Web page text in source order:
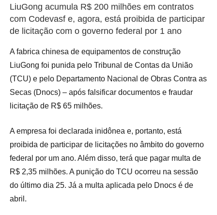
LiuGong acumula R$ 200 milhões em contratos
com Codevasf e, agora, está proibida de participar
de licitação com o governo federal por 1 ano
A fabrica chinesa de equipamentos de construção
LiuGong foi punida pelo Tribunal de Contas da União
(TCU) e pelo Departamento Nacional de Obras Contra as
Secas (Dnocs) – após falsificar documentos e fraudar
licitação de R$ 65 milhões.
A empresa foi declarada inidônea e, portanto, está
proibida de participar de licitações no âmbito do governo
federal por um ano. Além disso, terá que pagar multa de
R$ 2,35 milhões. A punição do TCU ocorreu na sessão
do último dia 25. Já a multa aplicada pelo Dnocs é de
abril.